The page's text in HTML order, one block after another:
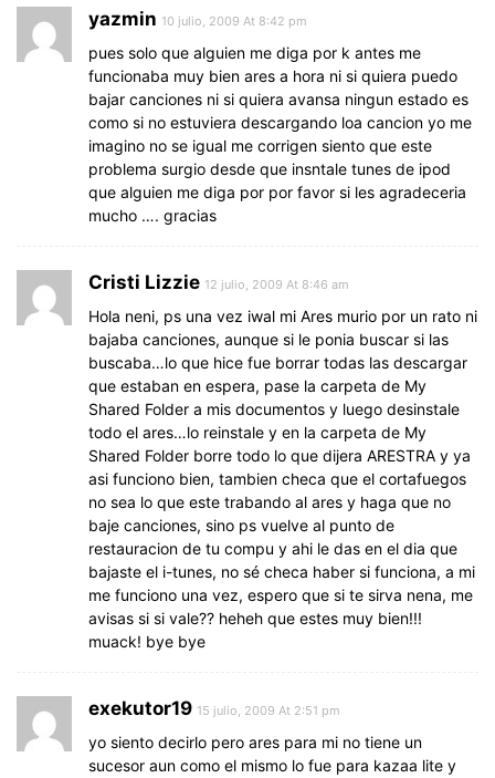
yazmin 10 julio, 2009 At 8:42 pm
pues solo que alguien me diga por k antes me
funcionaba muy bien ares a hora ni si quiera puedo
bajar canciones ni si quiera avansa ningun estado es
como si no estuviera descargando loa cancion yo me
imagino no se igual me corrigen siento que este
problema surgio desde que insntale tunes de ipod
que alguien me diga por por favor si les agradeceria
mucho …. gracias
Cristi Lizzie 12 julio, 2009 At 8:46 am
Hola neni, ps una vez iwal mi Ares murio por un rato ni
bajaba canciones, aunque si le ponia buscar si las
buscaba…lo que hice fue borrar todas las descargar
que estaban en espera, pase la carpeta de My
Shared Folder a mis documentos y luego desinstale
todo el ares…lo reinstale y en la carpeta de My
Shared Folder borre todo lo que dijera ARESTRA y ya
asi funciono bien, tambien checa que el cortafuegos
no sea lo que este trabando al ares y haga que no
baje canciones, sino ps vuelve al punto de
restauracion de tu compu y ahi le das en el dia que
bajaste el i-tunes, no sé checa haber si funciona, a mi
me funciono una vez, espero que si te sirva nena, me
avisas si si vale?? heheh que estes muy bien!!!
muack! bye bye
exekutor19 15 julio, 2009 At 2:51 pm
yo siento decirlo pero ares para mi no tiene un
sucesor aun como el mismo lo fue para kazaa lite y